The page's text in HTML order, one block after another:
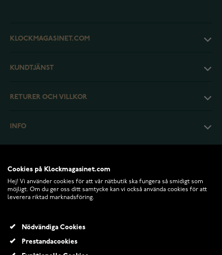
KLOCKMAGASINET.COM
KUNDTJÄNST
RETURER OCH VILLKOR
INFO
Cookies på Klockmagasinet.com
Hej! Vi använder cookies för att vår nätbutik ska fungera så smidigt som
möjligt. Om du ger oss ditt samtycke kan vi också använda cookies för att
leverera riktad marknadsföring.
Nödvändiga Cookies
Prestandacookies